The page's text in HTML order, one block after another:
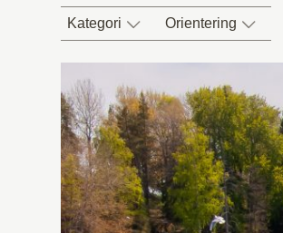
Kategori Orientering